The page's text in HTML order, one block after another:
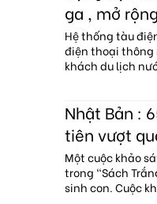
ga , mở
Hệ thống tàu
điện thoại thông
khách du lịch
Nhật Bản :
tiên vượt
Một cuộc khảo
trong "Sách
sinh con. Cuộc